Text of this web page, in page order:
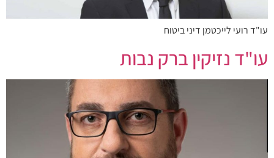
עו"ד רועי לייכטמן דיני ביטוח
עו"ד נזיקין ברק נבות